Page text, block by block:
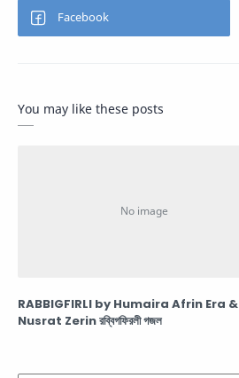
You may like these posts
RABBIGFIRLI by Humaira Afrin Era &
Nusrat Zerin রব্বিগফিরলী গজল